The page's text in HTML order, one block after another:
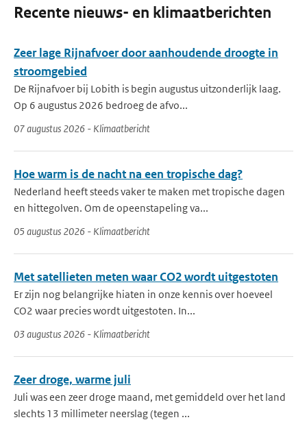
Recente nieuws- en klimaatberichten
Zeer lage Rijnafvoer door aanhoudende droogte in
stroomgebied
De Rijnafvoer bij Lobith is begin augustus uitzonderlijk laag.
Op 6 augustus 2026 bedroeg de afvo...
07 augustus 2026 - Klimaatbericht
Hoe warm is de nacht na een tropische dag?
Nederland heeft steeds vaker te maken met tropische dagen
en hittegolven. Om de opeenstapeling va...
05 augustus 2026 - Klimaatbericht
Met satellieten meten waar CO2 wordt uitgestoten
Er zijn nog belangrijke hiaten in onze kennis over hoeveel
CO2 waar precies wordt uitgestoten. In...
03 augustus 2026 - Klimaatbericht
Zeer droge, warme juli
Juli was een zeer droge maand, met gemiddeld over het land
slechts 13 millimeter neerslag (tegen ...